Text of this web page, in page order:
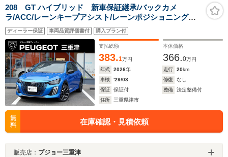
208 GT ハイブリッド 新車保証継承/バックカメ
ラ/ACC/レーンキープアシスト/レーンポジショニングア
シスト/ブラインドスポットモニター/LEDヘッドライト/フ
ロント・バックソナー/アップルカープレイ/アンドロイド
オート
ディーラー保証 車両品質評価書付 購入プラン付
支払総額
383.1万円
本体価格
366.0万円
年式
2026年 走行 20km
車検
'29/03 修復
なし
保証
保証付 整備
法定整備付
住所
三重県津市
無
料
在庫確認・見積依頼
販売店： プジョー三重津